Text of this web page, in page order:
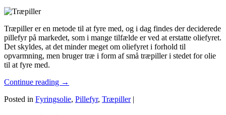
Træpiller er en metode til at fyre med, og i dag findes der deciderede
pillefyr på markedet, som i mange tilfælde er ved at erstatte oliefyret.
Det skyldes, at det minder meget om oliefyret i forhold til
opvarmning, men bruger træ i form af små træpiller i stedet for olie
til at fyre med.
Continue reading →
Posted in Fyringsolie, Pillefyr, Træpiller |